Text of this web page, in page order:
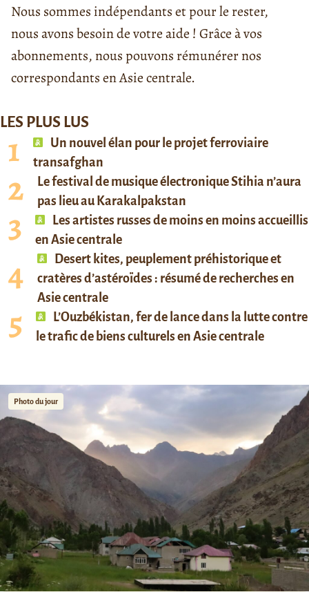
Nous sommes indépendants et pour le rester,
nous avons besoin de votre aide ! Grâce à vos
abonnements, nous pouvons rémunérer nos
correspondants en Asie centrale.
LES PLUS LUS
Un nouvel élan pour le projet ferroviaire
transafghan
Le festival de musique électronique Stihia n’aura
pas lieu au Karakalpakstan
Les artistes russes de moins en moins accueillis
en Asie centrale
Desert kites, peuplement préhistorique et
cratères d’astéroïdes : résumé de recherches en
Asie centrale
L’Ouzbékistan, fer de lance dans la lutte contre
le trafic de biens culturels en Asie centrale
Photo du jour